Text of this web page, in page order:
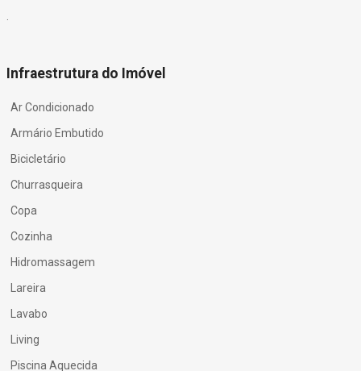
Infraestrutura do Imóvel
Ar Condicionado
Armário Embutido
Bicicletário
Churrasqueira
Copa
Cozinha
Hidromassagem
Lareira
Lavabo
Living
Piscina Aquecida